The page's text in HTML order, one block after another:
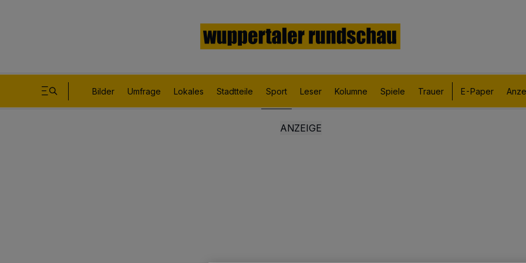
Bilder Umfrage Lokales Stadtteile Sport Leser Kolumne Spiele Trauer E-Paper